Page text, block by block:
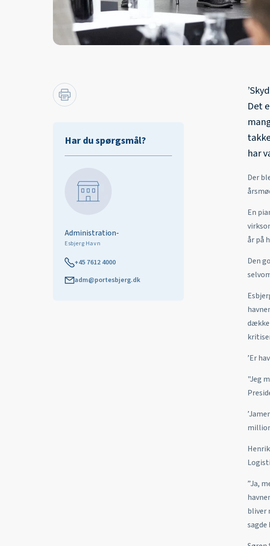
Har du spørgsmål?
Administration-
Esbjerg Havn
+45 7612 4000
adm@portesbjerg.dk
Det
har
Der
En
år på
Den
’Er
"Jeg
”Ja,
bliver
sagde